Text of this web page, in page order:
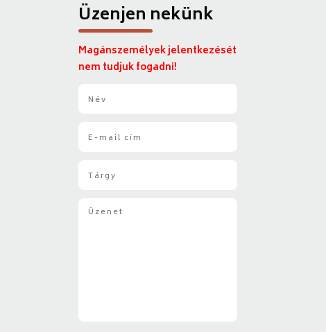
Üzenjen nekünk
Magánszemélyek jelentkezését
nem tudjuk fogadni!